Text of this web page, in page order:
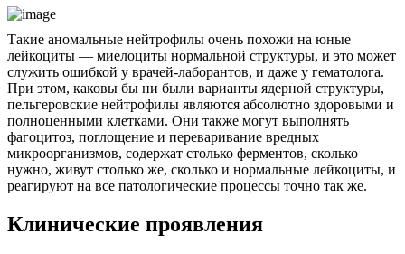
Такие аномальные нейтрофилы очень похожи на юные
лейкоциты — миелоциты нормальной структуры, и это может
служить ошибкой у врачей-лаборантов, и даже у гематолога.
При этом, каковы бы ни были варианты ядерной структуры,
пельгеровские нейтрофилы являются абсолютно здоровыми и
полноценными клетками. Они также могут выполнять
фагоцитоз, поглощение и переваривание вредных
микроорганизмов, содержат столько ферментов, сколько
нужно, живут столько же, сколько и нормальные лейкоциты, и
реагируют на все патологические процессы точно так же.
Клинические проявления